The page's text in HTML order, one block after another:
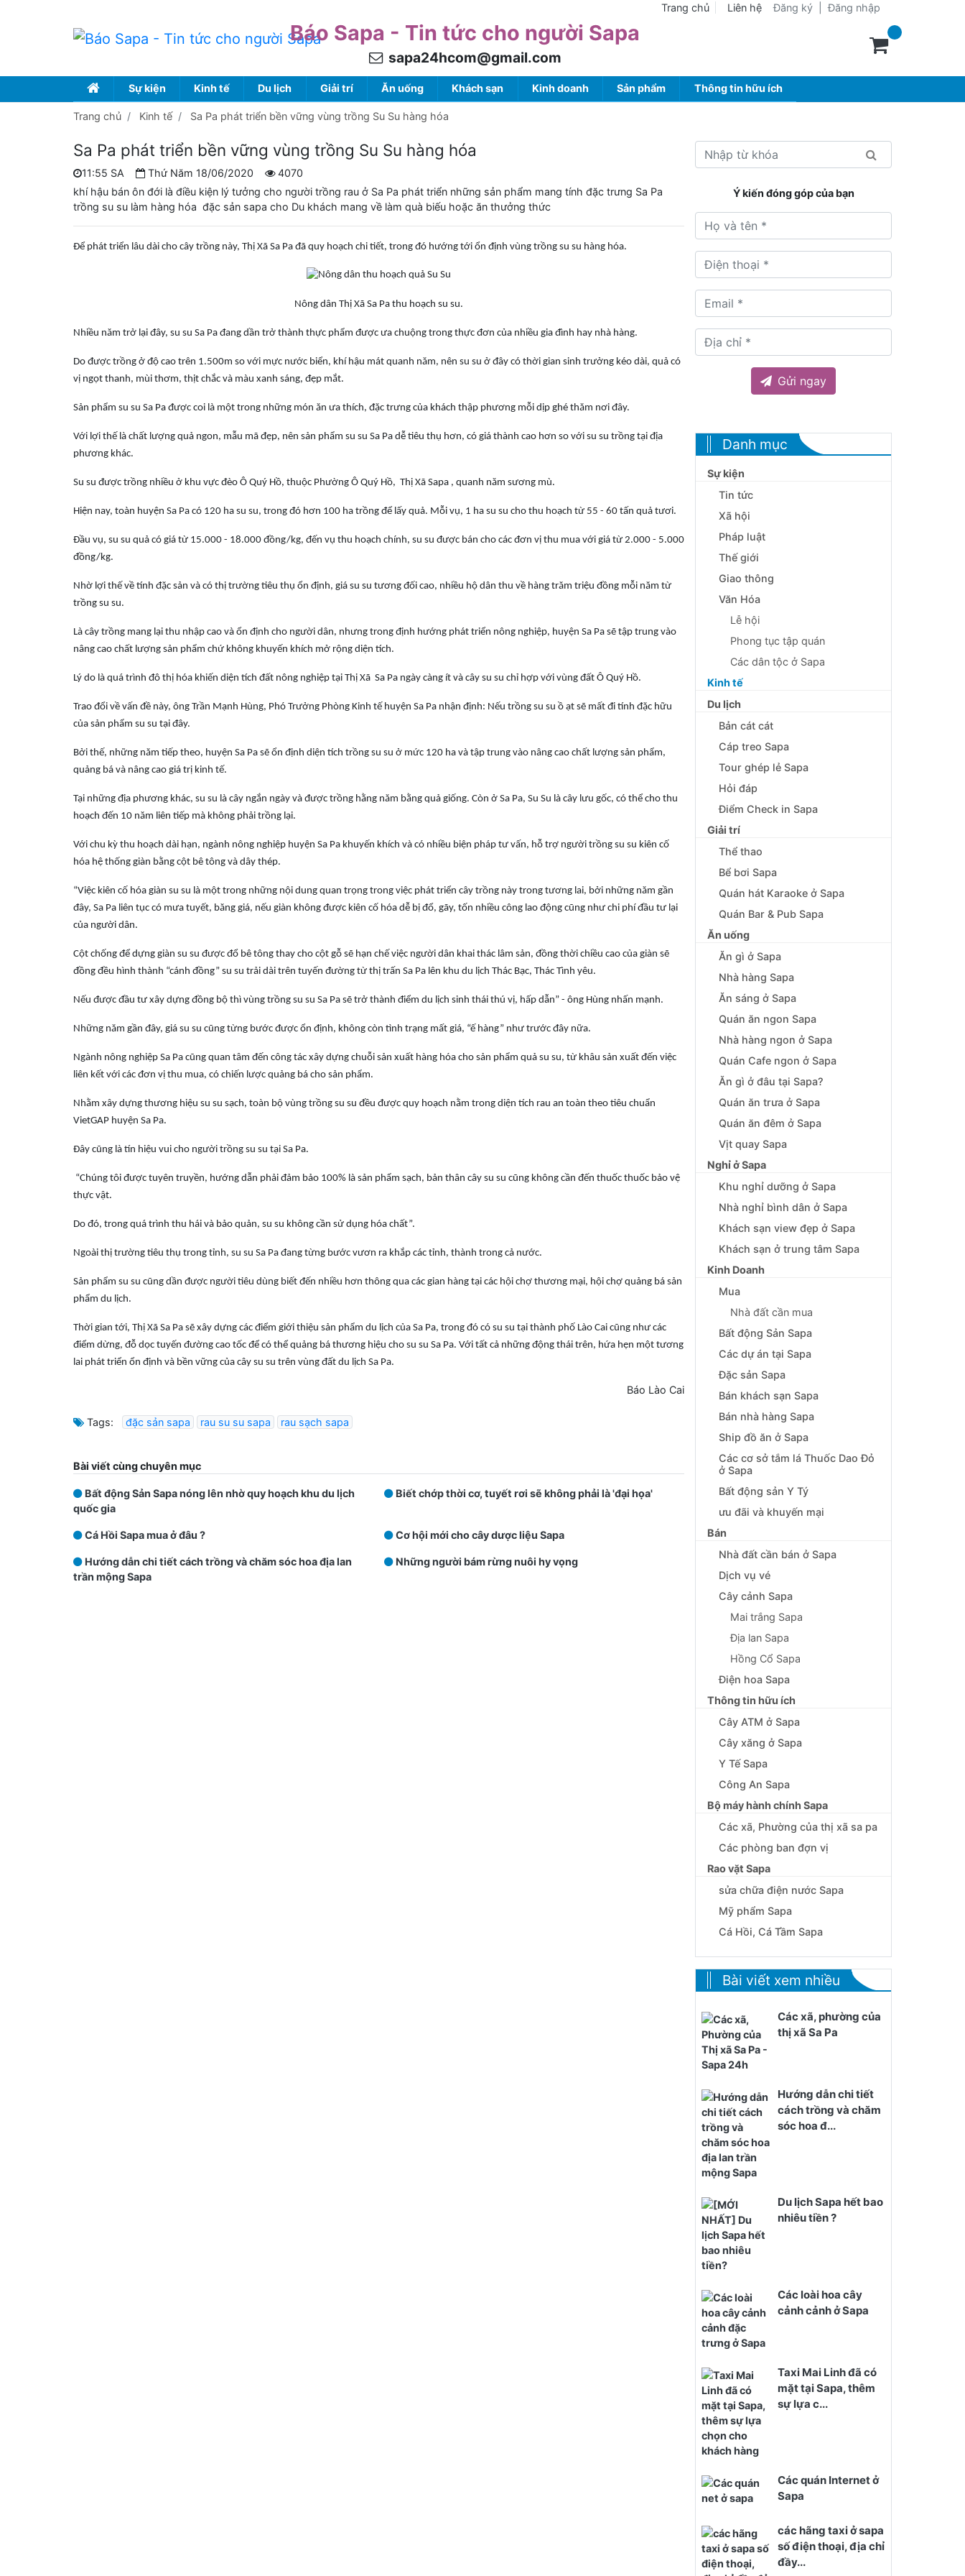
Trang chủ Liên hệ Đăng ký Đăng nhập
Báo Sapa - Tin tức cho người Sapa
sapa24hcom@gmail.com
Sự kiện Kinh tế Du lịch Giải trí Ăn uống Khách sạn Kinh doanh Sản phẩm Thông tin hữu ích
Trang chủ Kinh tế Sa Pa phát triển bền vững vùng trồng Su Su hàng hóa
Sa Pa phát triển bền vững vùng trồng Su Su hàng hóa
11:55 SA Thứ Năm 18/06/2020
4070
khí hậu bán ôn đới là điều kiện lý tưởng cho người trồng rau ở Sa Pa phát triển những sản phẩm mang tính đặc trưng Sa Pa
trồng su su làm hàng hóa đặc sản sapa cho Du khách mang về làm quà biếu hoặc ăn thưởng thức
Để phát triển lâu dài cho cây trồng này, Thị Xã Sa Pa đã quy hoạch chi tiết, trong đó hướng tới ổn định vùng trồng su su hàng hóa.
Nông dân Thị Xã Sa Pa thu hoạch su su.
Nhiều năm trở lại đây, su su Sa Pa đang dần trở thành thực phẩm được ưa chuộng trong thực đơn của nhiều gia đình hay nhà hàng.
Do được trồng ở độ cao trên 1.500m so với mực nước biển, khí hậu mát quanh năm, nên su su ở đây có thời gian sinh trưởng kéo dài, quả có
vị ngọt thanh, mùi thơm, thịt chắc và màu xanh sáng, đẹp mắt.
Sản phẩm su su Sa Pa được coi là một trong những món ăn ưa thích, đặc trưng của khách thập phương mỗi dịp ghé thăm nơi đây.
Với lợi thế là chất lượng quả ngon, mẫu mã đẹp, nên sản phẩm su su Sa Pa dễ tiêu thụ hơn, có giá thành cao hơn so với su su trồng tại địa
phương khác.
Su su được trồng nhiều ở khu vực đèo Ô Quý Hồ, thuộc Phường Ô Quý Hồ, Thị Xã Sapa , quanh năm sương mù.
Hiện nay, toàn huyện Sa Pa có 120 ha su su, trong đó hơn 100 ha trồng để lấy quả. Mỗi vụ, 1 ha su su cho thu hoạch từ 55 - 60 tấn quả tươi.
Đầu vụ, su su quả có giá từ 15.000 - 18.000 đồng/kg, đến vụ thu hoạch chính, su su được bán cho các đơn vị thu mua với giá từ 2.000 - 5.000
đồng/kg.
Nhờ lợi thế về tính đặc sản và có thị trường tiêu thụ ổn định, giá su su tương đối cao, nhiều hộ dân thu về hàng trăm triệu đồng mỗi năm từ
trồng su su.
Là cây trồng mang lại thu nhập cao và ổn định cho người dân, nhưng trong định hướng phát triển nông nghiệp, huyện Sa Pa sẽ tập trung vào
nâng cao chất lượng sản phẩm chứ không khuyến khích mở rộng diện tích.
Lý do là quá trình đô thị hóa khiến diện tích đất nông nghiệp tại Thị Xã Sa Pa ngày càng ít và cây su su chỉ hợp với vùng đất Ô Quý Hồ.
Trao đổi về vấn đề này, ông Trần Mạnh Hùng, Phó Trưởng Phòng Kinh tế huyện Sa Pa nhận định: Nếu trồng su su ồ ạt sẽ mất đi tính đặc hữu
của sản phẩm su su tại đây.
Bởi thế, những năm tiếp theo, huyện Sa Pa sẽ ổn định diện tích trồng su su ở mức 120 ha và tập trung vào nâng cao chất lượng sản phẩm,
quảng bá và nâng cao giá trị kinh tế.
Tại những địa phương khác, su su là cây ngắn ngày và được trồng hằng năm bằng quả giống. Còn ở Sa Pa, Su Su là cây lưu gốc, có thể cho thu
hoạch đến 10 năm liên tiếp mà không phải trồng lại.
Với chu kỳ thu hoạch dài hạn, ngành nông nghiệp huyện Sa Pa khuyến khích và có nhiều biện pháp tư vấn, hỗ trợ người trồng su su kiên cố
hóa hệ thống giàn bằng cột bê tông và dây thép.
“Việc kiên cố hóa giàn su su là một trong những nội dung quan trọng trong việc phát triển cây trồng này trong tương lai, bởi những năm gần
đây, Sa Pa liên tục có mưa tuyết, băng giá, nếu giàn không được kiên cố hóa dễ bị đổ, gãy, tốn nhiều công lao động cũng như chi phí đầu tư lại
của người dân.
Cột chống để dựng giàn su su được đổ bê tông thay cho cột gỗ sẽ hạn chế việc người dân khai thác lâm sản, đồng thời chiều cao của giàn sẽ
đồng đều hình thành “cánh đồng” su su trải dài trên tuyến đường từ thị trấn Sa Pa lên khu du lịch Thác Bạc, Thác Tình yêu.
Nếu được đầu tư xây dựng đồng bộ thì vùng trồng su su Sa Pa sẽ trở thành điểm du lịch sinh thái thú vị, hấp dẫn” - ông Hùng nhấn mạnh.
Những năm gần đây, giá su su cũng từng bước được ổn định, không còn tình trạng mất giá, “ế hàng” như trước đây nữa.
Ngành nông nghiệp Sa Pa cũng quan tâm đến công tác xây dựng chuỗi sản xuất hàng hóa cho sản phẩm quả su su, từ khâu sản xuất đến việc
liên kết với các đơn vị thu mua, có chiến lược quảng bá cho sản phẩm.
Nhằm xây dựng thương hiệu su su sạch, toàn bộ vùng trồng su su đều được quy hoạch nằm trong diện tích rau an toàn theo tiêu chuẩn
VietGAP huyện Sa Pa.
Đây cũng là tín hiệu vui cho người trồng su su tại Sa Pa.
“Chúng tôi được tuyên truyền, hướng dẫn phải đảm bảo 100% là sản phẩm sạch, bản thân cây su su cũng không cần đến thuốc thuốc bảo vệ
thực vật.
Do đó, trong quá trình thu hái và bảo quản, su su không cần sử dụng hóa chất”.
Ngoài thị trường tiêu thụ trong tỉnh, su su Sa Pa đang từng bước vươn ra khắp các tỉnh, thành trong cả nước.
Sản phẩm su su cũng dần được người tiêu dùng biết đến nhiều hơn thông qua các gian hàng tại các hội chợ thương mại, hội chợ quảng bá sản
phẩm du lịch.
Thời gian tới, Thị Xã Sa Pa sẽ xây dựng các điểm giới thiệu sản phẩm du lịch của Sa Pa, trong đó có su su tại thành phố Lào Cai cũng như các
điểm dừng, đỗ dọc tuyến đường cao tốc để có thể quảng bá thương hiệu cho su su Sa Pa. Với tất cả những động thái trên, hứa hẹn một tương
lai phát triển ổn định và bền vững của cây su su trên vùng đất du lịch Sa Pa.
Báo Lào Cai
Tags: đặc sản sapa rau su su sapa rau sạch sapa
Bài viết cùng chuyên mục
Bất động Sản Sapa nóng lên nhờ quy hoạch khu du lịch
quốc gia
Biết chớp thời cơ, tuyết rơi sẽ không phải là 'đại họa'
Cá Hồi Sapa mua ở đâu ? Cơ hội mới cho cây dược liệu Sapa
Hướng dẫn chi tiết cách trồng và chăm sóc hoa địa lan
trần mộng Sapa
Những người bám rừng nuôi hy vọng
Ý kiến đóng góp của bạn
Gửi ngay
Danh mục
Sự kiện
Tin tức
Xã hội
Pháp luật
Thế giới
Giao thông
Văn Hóa
Lễ hội
Phong tục tập quán
Các dân tộc ở Sapa
Kinh tế
Du lịch
Bản cát cát
Cáp treo Sapa
Tour ghép lẻ Sapa
Hỏi đáp
Điểm Check in Sapa
Giải trí
Thể thao
Bể bơi Sapa
Quán hát Karaoke ở Sapa
Quán Bar & Pub Sapa
Ăn uống
Ăn gì ở Sapa
Nhà hàng Sapa
Ăn sáng ở Sapa
Quán ăn ngon Sapa
Nhà hàng ngon ở Sapa
Quán Cafe ngon ở Sapa
Ăn gì ở đâu tại Sapa?
Quán ăn trưa ở Sapa
Quán ăn đêm ở Sapa
Vịt quay Sapa
Nghỉ ở Sapa
Khu nghỉ dưỡng ở Sapa
Nhà nghỉ bình dân ở Sapa
Khách sạn view đẹp ở Sapa
Khách sạn ở trung tâm Sapa
Kinh Doanh
Mua
Nhà đất cần mua
Bất động Sản Sapa
Các dự án tại Sapa
Đặc sản Sapa
Bán khách sạn Sapa
Bán nhà hàng Sapa
Ship đồ ăn ở Sapa
Các cơ sở tắm lá Thuốc Dao Đỏ
ở Sapa
Bất động sản Y Tý
ưu đãi và khuyến mại
Bán
Nhà đất cần bán ở Sapa
Dịch vụ vé
Cây cảnh Sapa
Mai trắng Sapa
Địa lan Sapa
Hồng Cổ Sapa
Điện hoa Sapa
Thông tin hữu ích
Cây ATM ở Sapa
Cây xăng ở Sapa
Y Tế Sapa
Công An Sapa
Bộ máy hành chính Sapa
Các xã, Phường của thị xã sa pa
Các phòng ban đợn vị
Rao vặt Sapa
sửa chữa điện nước Sapa
Mỹ phẩm Sapa
Cá Hồi, Cá Tầm Sapa
Bài viết xem nhiều
Các xã, phường của
thị xã Sa Pa
Hướng dẫn chi tiết
cách trồng và chăm
sóc hoa đ...
Du lịch Sapa hết bao
nhiêu tiền ?
Các loài hoa cây
cảnh cảnh ở Sapa
Taxi Mai Linh đã có
mặt tại Sapa, thêm
sự lựa c...
Các quán Internet ở
Sapa
các hãng taxi ở sapa
số điện thoại, địa chỉ
đầy...